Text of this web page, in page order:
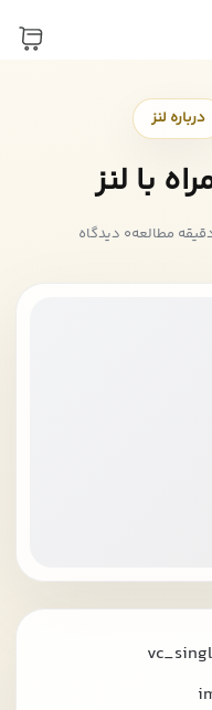
درباره لنز
با لنز
0 دیدگاه